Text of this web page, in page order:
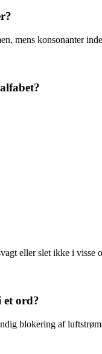
mens konsonanter
eller slet ikke i visse
et ord?
blokering af